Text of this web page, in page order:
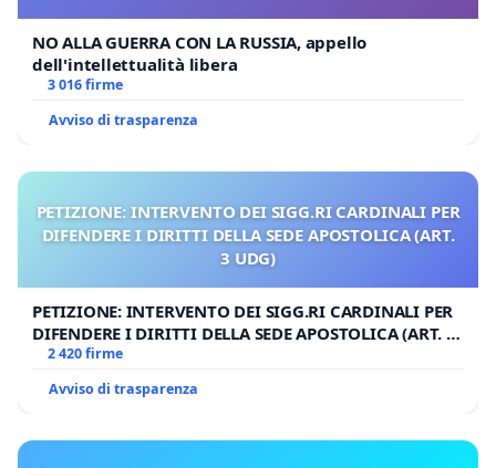
NO ALLA GUERRA CON LA RUSSIA, appello
dell'intellettualità libera
3 016 firme
Avviso di trasparenza
PETIZIONE: INTERVENTO DEI SIGG.RI CARDINALI PER
DIFENDERE I DIRITTI DELLA SEDE APOSTOLICA (ART.
3 UDG)
PETIZIONE: INTERVENTO DEI SIGG.RI CARDINALI PER
DIFENDERE I DIRITTI DELLA SEDE APOSTOLICA (ART. 3
UDG)
2 420 firme
Avviso di trasparenza